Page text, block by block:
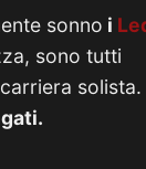
sonno i
sono tutti
solista.